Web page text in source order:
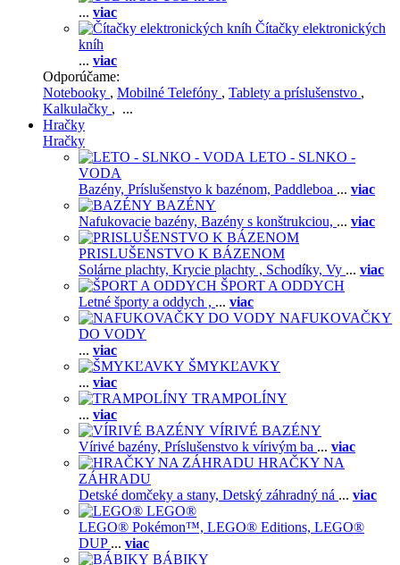
... viac
Čítačky elektronických
kníh
... viac
Odporúčame:
Notebooky , Mobilné Telefóny , Tablety a príslušenstvo ,
Kalkulačky , ...
Hračky
Hračky
LETO - SLNKO -
VODA
Bazény, Príslušenstvo k bazénom, Paddleboa ... viac
BAZÉNY
Nafukovacie bazény, Bazény s konštrukciou, ... viac
PRISLUŠENSTVO K BÁZENOM
Solárne plachty, Krycie plachty , Schodíky, Vy ... viac
ŠPORT A ODDYCH
Letné športy a oddych , ... viac
NAFUKOVAČKY
DO VODY
... viac
ŠMYKĽAVKY
... viac
TRAMPOLÍNY
... viac
VÍRIVÉ BAZÉNY
Vírivé bazény, Príslušenstvo k vírivým ba ... viac
HRAČKY NA
ZÁHRADU
Detské domčeky a stany, Detský záhradný ná ... viac
LEGO®
LEGO® Pokémon™, LEGO® Editions, LEGO®
DUP ... viac
BÁBIKY